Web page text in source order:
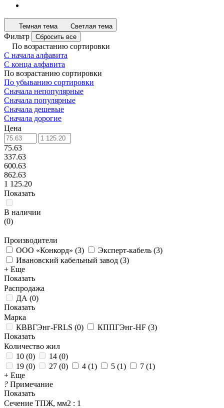
Темная тема Светлая тема
Фильтр Сбросить все
По возрастанию сортировки
С начала алфавита
С конца алфавита
По возрастанию сортировки
По убыванию сортировки
Сначала непопулярные
Сначала популярные
Сначала дешевые
Сначала дорогие
Цена
75.63
337.63
600.63
862.63
1 125.20
Показать
В наличии
(0)
Производители
ООО «Конкорд» (3) Эксперт-кабель (3)
Ивановский кабельный завод (3)
+ Еще
Показать
Распродажа
ДА (0)
Показать
Марка
КВВГЭнг-FRLS (0) КППГЭнг-HF (3)
Показать
Количество жил
10 (0) 14 (0)
19 (0) 27 (0) 4 (1) 5 (1) 7 (1)
+ Еще
? Примечание
Показать
Сечение ТПЖ, мм2 : 1